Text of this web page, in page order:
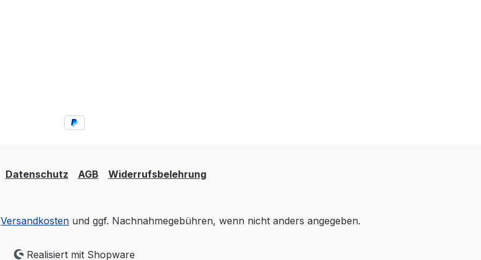
Datenschutz AGB Widerrufsbelehrung
Versandkosten und ggf. Nachnahmegebühren, wenn nicht anders angegeben.
Realisiert mit Shopware